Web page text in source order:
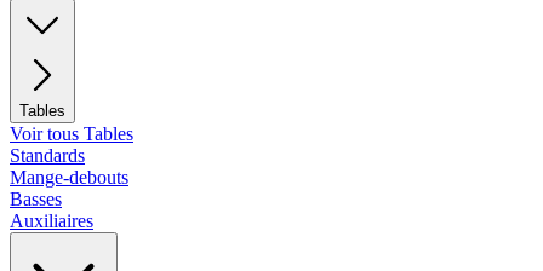
Tables
Voir tous Tables
Standards
Mange-debouts
Basses
Auxiliaires